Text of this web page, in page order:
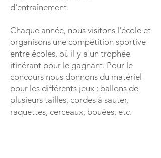
d'entraînement.
Chaque année, nous visitons l'école et
organisons une compétition sportive
entre écoles, où il y a un trophée
itinérant pour le gagnant. Pour le
concours nous donnons du matériel
pour les différents jeux : ballons de
plusieurs tailles, cordes à sauter,
raquettes, cerceaux, bouées, etc.